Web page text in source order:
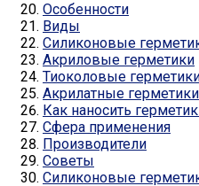
Особенности
Виды
Силиконовые
Акриловые герметики
Тиоколовые
Акрилатные герметики
Как наносить
Сфера применения
Производители
Советы
Силиконовые